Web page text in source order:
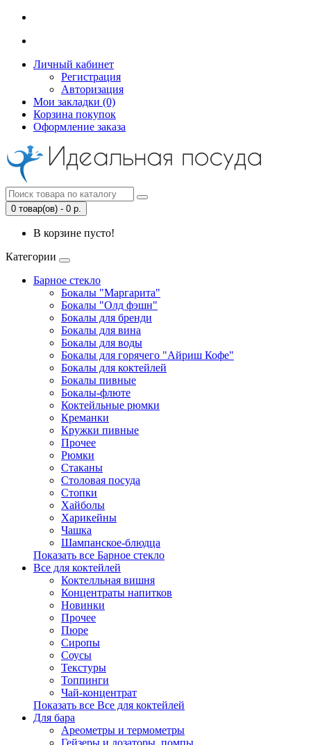
Личный кабинет
Регистрация
Авторизация
Мои закладки (0)
Корзина покупок
Оформление заказа
0 товар(ов) - 0 р.
В корзине пусто!
Категории
Барное стекло
Бокалы "Маргарита"
Бокалы "Олд фэшн"
Бокалы для бренди
Бокалы для вина
Бокалы для воды
Бокалы для горячего "Айриш Кофе"
Бокалы для коктейлей
Бокалы пивные
Бокалы-флюте
Коктейльные рюмки
Креманки
Кружки пивные
Прочее
Рюмки
Стаканы
Столовая посуда
Стопки
Хайболы
Харикейны
Чашка
Шампанское-блюдца
Показать все Барное стекло
Все для коктейлей
Коктелльная вишня
Концентраты напитков
Новинки
Прочее
Пюре
Сиропы
Соусы
Текстуры
Топпинги
Чай-концентрат
Показать все Все для коктейлей
Для бара
Ареометры и термометры
Гейзеры и дозаторы, помпы